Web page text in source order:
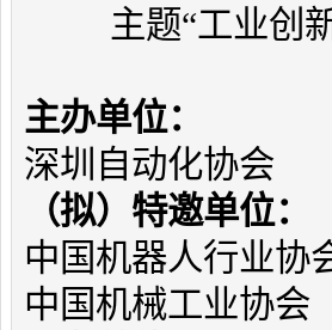
主题“工业创新
主办单位：
深圳自动化协
（拟）特邀单位：
中国机器人行
中国机械工业